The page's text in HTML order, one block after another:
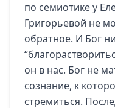
по семиотике у
Григорьевой не
обратное. И Бог
он в нас. Бог не
сознание, к
стремиться.